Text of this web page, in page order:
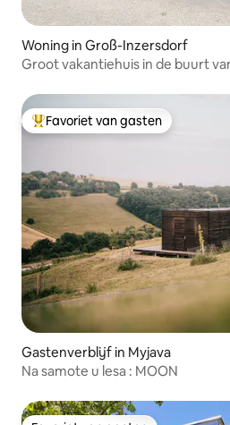
Woning in Groß-Inzersdorf
Groot vakantiehuis in de buurt
Topfavoriet van gasten
Favoriet van gasten
Gastenverblijf in Myjava
Na samote u lesa : MOON